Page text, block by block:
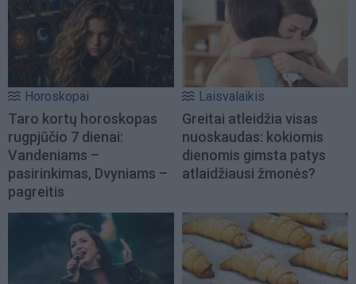
Horoskopai
Taro kortų horoskopas
rugpjūčio 7 dienai:
Vandeniams –
pasirinkimas, Dvyniams –
pagreitis
Laisvalaikis
Greitai atleidžia visas
nuoskaudas: kokiomis
dienomis gimsta patys
atlaidžiausi žmonės?